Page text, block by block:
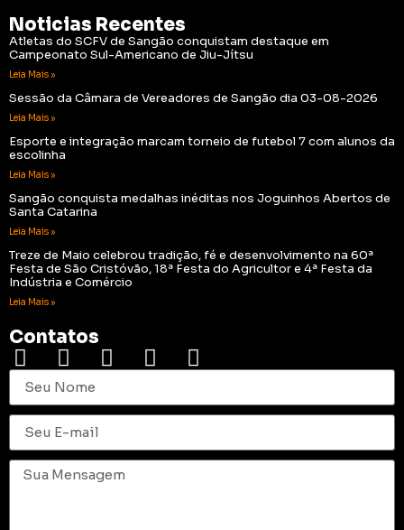
Noticias Recentes
Atletas do SCFV de Sangão conquistam destaque em
Campeonato Sul-Americano de Jiu-Jítsu
Leia Mais »
Sessão da Câmara de Vereadores de Sangão dia 03-08-2026
Leia Mais »
Esporte e integração marcam torneio de futebol 7 com alunos da
escolinha
Leia Mais »
Sangão conquista medalhas inéditas nos Joguinhos Abertos de
Santa Catarina
Leia Mais »
Treze de Maio celebrou tradição, fé e desenvolvimento na 60ª
Festa de São Cristóvão, 18ª Festa do Agricultor e 4ª Festa da
Indústria e Comércio
Leia Mais »
Contatos